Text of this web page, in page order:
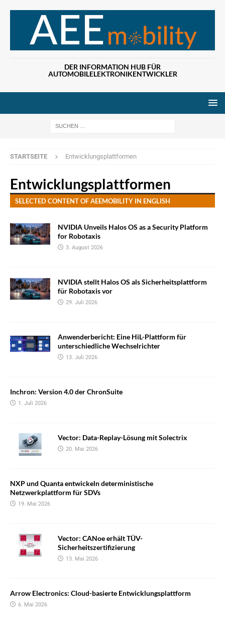
DER INFORMATION HUB FÜR
AUTOMOBILELEKTRONIKENTWICKLER
STARTSEITE Entwicklungsplattformen
Entwicklungsplattformen
SELECTED CONTENT OF AEEMOBILITY IN ENGLISH
NVIDIA Unveils Halos OS as a Security Platform
for Robotaxis
3. August 2026
NVIDIA stellt Halos OS als Sicherheitsplattform
für Robotaxis vor
29. Juli 2026
Anwenderbericht: Eine HiL-Plattform für
unterschiedliche Wechselrichter
13. Juli 2026
Inchron: Version 4.0 der ChronSuite
1. Juli 2026
Vector: Data-Replay-Lösung mit Solectrix
20. Mai 2026
NXP und Quanta entwickeln deterministische
Netzwerkplattform für SDVs
19. Mai 2026
Vector: CANoe erhält TÜV-
Sicherheitszertifizierung
13. Mai 2026
Arrow Electronics: Cloud-basierte Entwicklungsplattform
6. Mai 2026